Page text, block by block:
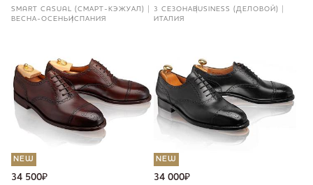
SMART CASUAL (СМАРТ-КЭЖУАЛ)
ВЕСНА-ОСЕНЬ ИСПАНИЯ
3 СЕЗОНА BUSINESS (ДЕЛОВОЙ)
ИТАЛИЯ
NEW
34 500₽
NEW
34 000₽